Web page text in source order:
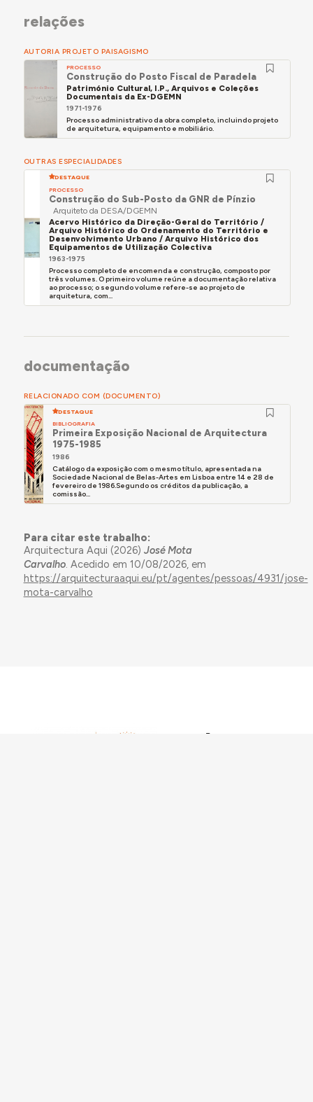
relações
AUTORIA PROJETO PAISAGISMO
PROCESSO
Construção do Posto Fiscal de Paradela
Património Cultural, I.P., Arquivos e Coleções
Documentais da Ex-DGEMN
1971-1976
Processo administrativo da obra completo, incluindo projeto
de arquitetura, equipamento e mobiliário.
OUTRAS ESPECIALIDADES
DESTAQUE
PROCESSO
Construção do Sub-Posto da GNR de Pínzio
Arquiteto da DESA/DGEMN
Acervo Histórico da Direção-Geral do Território /
Arquivo Histórico do Ordenamento do Território e
Desenvolvimento Urbano / Arquivo Histórico dos
Equipamentos de Utilização Colectiva
1963-1975
Processo completo de encomenda e construção, composto por
três volumes. O primeiro volume reúne a documentação relativa
ao processo; o segundo volume refere-se ao projeto de
arquitetura, com...
documentação
RELACIONADO COM (DOCUMENTO)
DESTAQUE
BIBLIOGRAFIA
Primeira Exposição Nacional de Arquitectura
1975-1985
1986
Catálogo da exposição com o mesmo título, apresentada na
Sociedade Nacional de Belas-Artes em Lisboa entre 14 e 28 de
fevereiro de 1986.Segundo os créditos da publicação, a
comissão...
Para citar este trabalho:
Arquitectura Aqui (2026) José Mota
Carvalho. Acedido em 10/08/2026, em
https://arquitecturaaqui.eu/pt/agentes/pessoas/4931/jose-
mota-carvalho